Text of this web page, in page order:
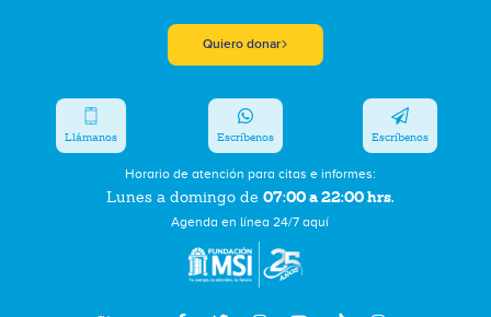
Quiero donar
Horario de atención para citas e informes:
Lunes a domingo de 07:00 a 22:00 hrs.
Agenda en línea 24/7 aquí
Llámanos Escríbenos Escríbenos